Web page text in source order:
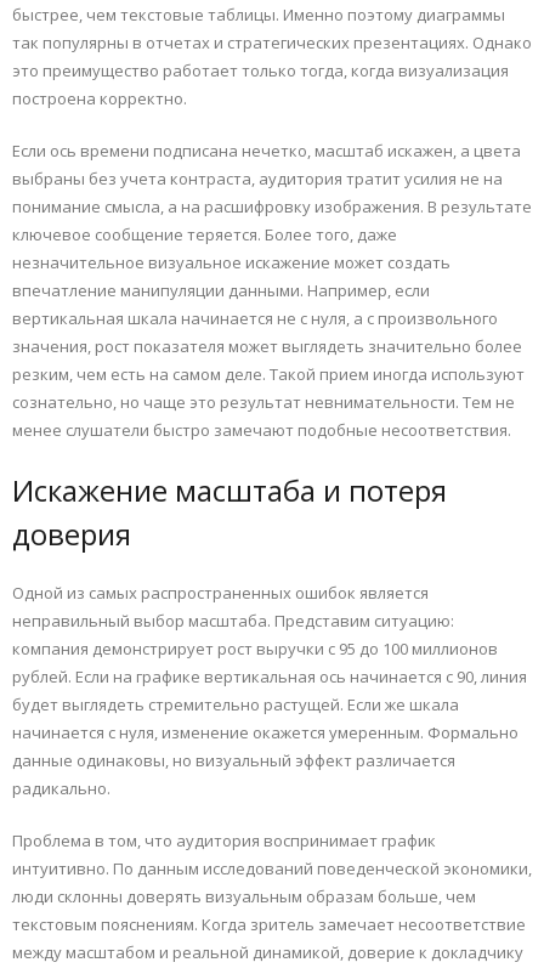
быстрее, чем текстовые таблицы. Именно поэтому диаграммы
так популярны в отчетах и стратегических презентациях. Однако
это преимущество работает только тогда, когда визуализация
построена корректно.
Если ось времени подписана нечетко, масштаб искажен, а цвета
выбраны без учета контраста, аудитория тратит усилия не на
понимание смысла, а на расшифровку изображения. В результате
ключевое сообщение теряется. Более того, даже
незначительное визуальное искажение может создать
впечатление манипуляции данными. Например, если
вертикальная шкала начинается не с нуля, а с произвольного
значения, рост показателя может выглядеть значительно более
резким, чем есть на самом деле. Такой прием иногда используют
сознательно, но чаще это результат невнимательности. Тем не
менее слушатели быстро замечают подобные несоответствия.
Искажение масштаба и потеря
доверия
Одной из самых распространенных ошибок является
неправильный выбор масштаба. Представим ситуацию:
компания демонстрирует рост выручки с 95 до 100 миллионов
рублей. Если на графике вертикальная ось начинается с 90, линия
будет выглядеть стремительно растущей. Если же шкала
начинается с нуля, изменение окажется умеренным. Формально
данные одинаковы, но визуальный эффект различается
радикально.
Проблема в том, что аудитория воспринимает график
интуитивно. По данным исследований поведенческой экономики,
люди склонны доверять визуальным образам больше, чем
текстовым пояснениям. Когда зритель замечает несоответствие
между масштабом и реальной динамикой, доверие к докладчику